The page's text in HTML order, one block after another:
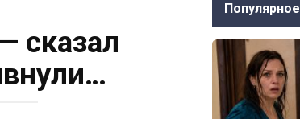
сказал
Популярное